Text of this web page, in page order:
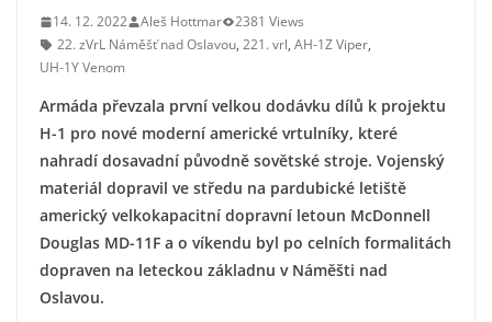
14. 12. 2022 Aleš Hottmar
2381 Views
22. zVrL Náměšť nad Oslavou, 221. vrl, AH-1Z Viper,
UH-1Y Venom
Armáda převzala první velkou dodávku dílů k projektu
H-1 pro nové moderní americké vrtulníky, které
nahradí dosavadní původně sovětské stroje. Vojenský
materiál dopravil ve středu na pardubické letiště
americký velkokapacitní dopravní letoun McDonnell
Douglas MD-11F a o víkendu byl po celních formalitách
dopraven na leteckou základnu v Náměšti nad
Oslavou.